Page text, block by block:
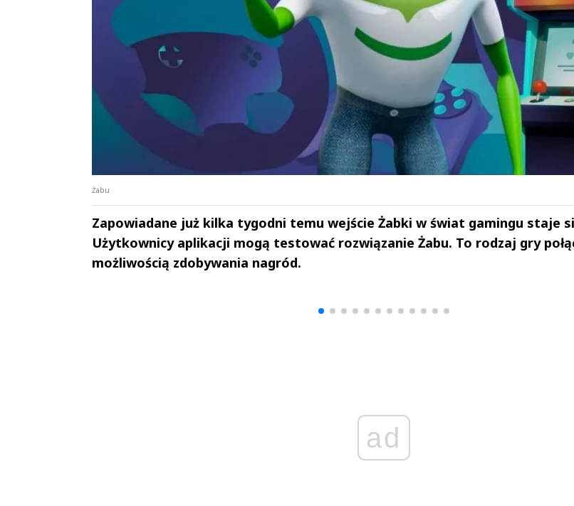
Żabu
Zapowiadane już kilka tygodni temu wejście Żabki w świat gamingu staje
Użytkownicy aplikacji mogą testować rozwiązanie Żabu. To rodzaj gry
możliwością zdobywania nagród.
ad
Andrzej i Marta
Marta i Andrzej